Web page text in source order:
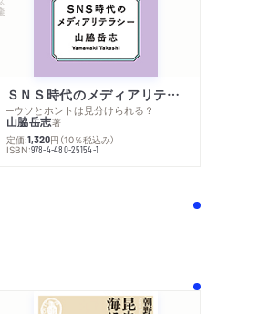
ＳＮＳ時代のメディアリテラシー
─ウソとホントは見分けられる？
山脇岳志著
定価:1,320円 （10％税込み）
ISBN:978-4-480-25154-1